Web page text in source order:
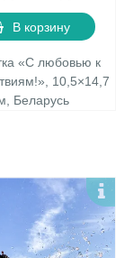
В корзину
«С любовью к
10,5×14,7
Беларусь